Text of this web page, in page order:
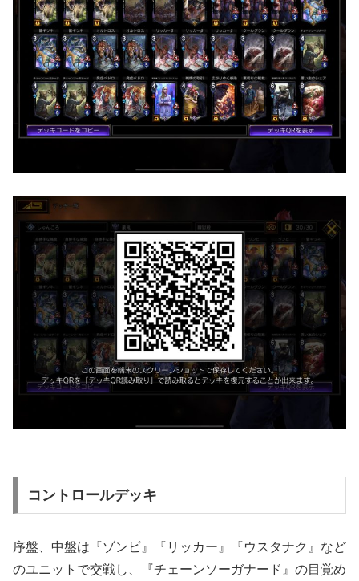
コントロールデッキ
序盤、中盤は『ゾンビ』『リッカー』『ウスタナク』など
のユニットで交戦し、『チェーンソーガナード』の目覚め